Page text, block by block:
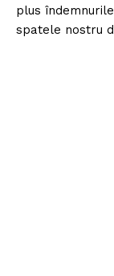
plus
spatele nostru